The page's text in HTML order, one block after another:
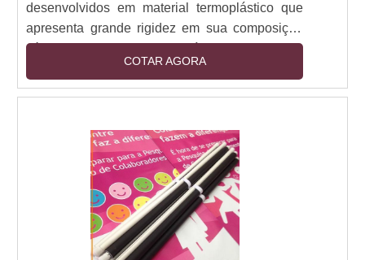
desenvolvidos em material termoplástico que
apresenta grande rigidez em sua composição
sólida, formada por um polímero. A estrutura
dos produtos tem espessura de 3 mm e
medidas de 30 cm de altura, 20 cm de base e
sob medida, encomendadas pelo cliente. O
objeto conta também com fechos para colocar
cadeados e dobradiças.Mais informações sobre
o acrílico, mat....
COTAR AGORA